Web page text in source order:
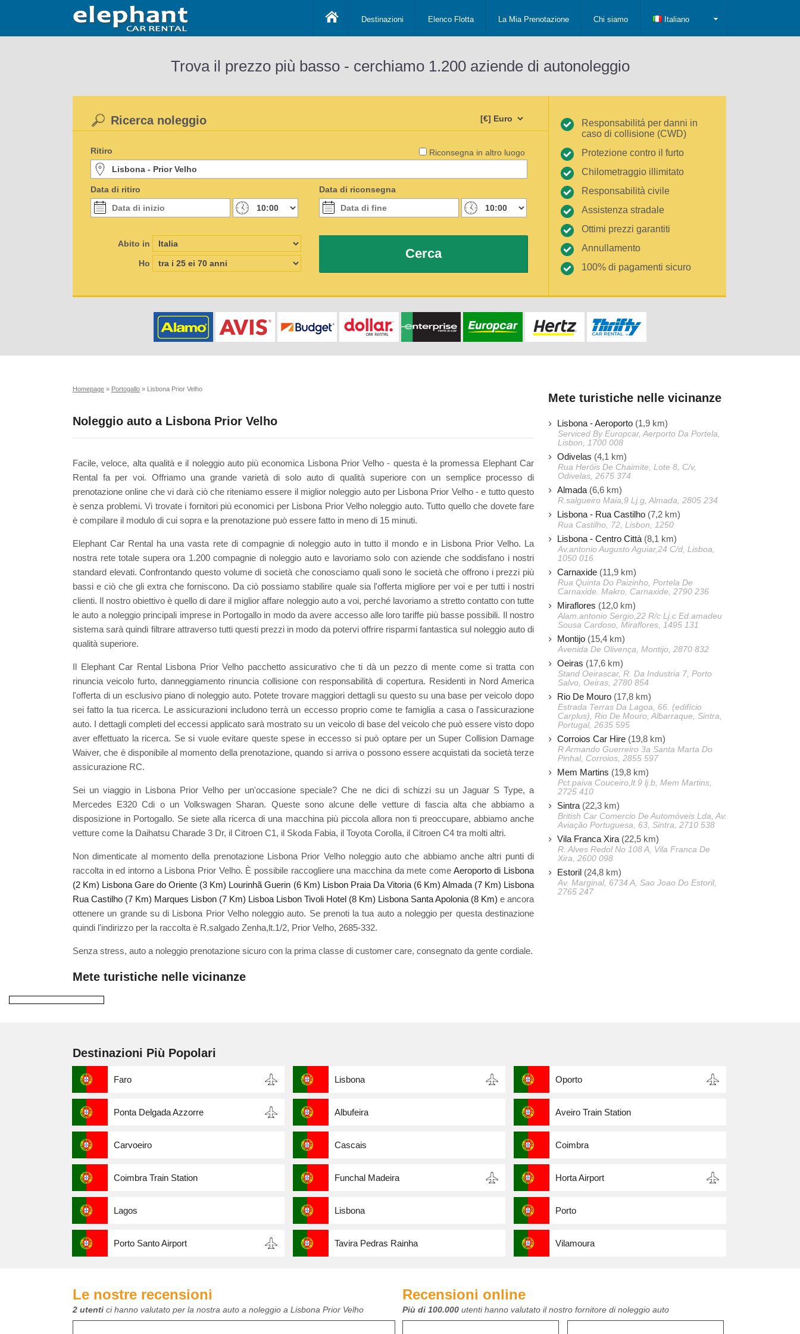
Destinazioni Elenco Flotta La Mia Prenotazione Chi siamo Italiano
Trova il prezzo più basso - cerchiamo 1.200 aziende di autonoleggio
Riconsegna in altro luogo
Ricerca noleggio
Ritiro
Data di ritiro Data di riconsegna
Abito in
Ho
Cerca
Responsabilitá per danni in
caso di collisione (CWD)
Protezione contro il furto
Chilometraggio illimitato
Responsabilità civile
Assistenza stradale
Ottimi prezzi garantiti
Annullamento
100% di pagamenti sicuro
Homepage » Portogallo » Lisbona Prior Velho
Noleggio auto a Lisbona Prior Velho
Facile, veloce, alta qualità e il noleggio auto più economica Lisbona Prior Velho - questa è la promessa Elephant Car
Rental fa per voi. Offriamo una grande varietà di solo auto di qualità superiore con un semplice processo di
prenotazione online che vi darà ciò che riteniamo essere il miglior noleggio auto per Lisbona Prior Velho - e tutto questo
è senza problemi. Vi trovate i fornitori più economici per Lisbona Prior Velho noleggio auto. Tutto quello che dovete fare
è compilare il modulo di cui sopra e la prenotazione può essere fatto in meno di 15 minuti.
Elephant Car Rental ha una vasta rete di compagnie di noleggio auto in tutto il mondo e in Lisbona Prior Velho. La
nostra rete totale supera ora 1.200 compagnie di noleggio auto e lavoriamo solo con aziende che soddisfano i nostri
standard elevati. Confrontando questo volume di società che conosciamo quali sono le società che offrono i prezzi più
bassi e ciò che gli extra che forniscono. Da ciò possiamo stabilire quale sia l'offerta migliore per voi e per tutti i nostri
clienti. Il nostro obiettivo è quello di dare il miglior affare noleggio auto a voi, perché lavoriamo a stretto contatto con tutte
le auto a noleggio principali imprese in Portogallo in modo da avere accesso alle loro tariffe più basse possibili. Il nostro
sistema sarà quindi filtrare attraverso tutti questi prezzi in modo da potervi offrire risparmi fantastica sul noleggio auto di
qualità superiore.
Il Elephant Car Rental Lisbona Prior Velho pacchetto assicurativo che ti dà un pezzo di mente come si tratta con
rinuncia veicolo furto, danneggiamento rinuncia collisione con responsabilità di copertura. Residenti in Nord America
l'offerta di un esclusivo piano di noleggio auto. Potete trovare maggiori dettagli su questo su una base per veicolo dopo
sei fatto la tua ricerca. Le assicurazioni includono terrà un eccesso proprio come te famiglia a casa o l'assicurazione
auto. I dettagli completi del eccessi applicato sarà mostrato su un veicolo di base del veicolo che può essere visto dopo
aver effettuato la ricerca. Se si vuole evitare queste spese in eccesso si può optare per un Super Collision Damage
Waiver, che è disponibile al momento della prenotazione, quando si arriva o possono essere acquistati da società terze
assicurazione RC.
Sei un viaggio in Lisbona Prior Velho per un'occasione speciale? Che ne dici di schizzi su un Jaguar S Type, a
Mercedes E320 Cdi o un Volkswagen Sharan. Queste sono alcune delle vetture di fascia alta che abbiamo a
disposizione in Portogallo. Se siete alla ricerca di una macchina più piccola allora non ti preoccupare, abbiamo anche
vetture come la Daihatsu Charade 3 Dr, il Citroen C1, il Skoda Fabia, il Toyota Corolla, il Citroen C4 tra molti altri.
Non dimenticate al momento della prenotazione Lisbona Prior Velho noleggio auto che abbiamo anche altri punti di
raccolta in ed intorno a Lisbona Prior Velho. È possibile raccogliere una macchina da mete come Aeroporto di Lisbona
(2 Km) Lisbona Gare do Oriente (3 Km) Lourinhã Guerin (6 Km) Lisbon Praia Da Vitoria (6 Km) Almada (7 Km) Lisbona
Rua Castilho (7 Km) Marques Lisbon (7 Km) Lisboa Lisbon Tivoli Hotel (8 Km) Lisbona Santa Apolonia (8 Km) e ancora
ottenere un grande su di Lisbona Prior Velho noleggio auto. Se prenoti la tua auto a noleggio per questa destinazione
quindi l'indirizzo per la raccolta è R.salgado Zenha,lt.1/2, Prior Velho, 2685-332.
Senza stress, auto a noleggio prenotazione sicuro con la prima classe di customer care, consegnato da gente cordiale.
Mete turistiche nelle vicinanze
Mete turistiche nelle vicinanze
Lisbona - Aeroporto (1,9 km)
Serviced By Europcar, Aerporto Da Portela,
Lisbon, 1700 008
Odivelas (4,1 km)
Rua Heróis De Chaimite, Lote 8, C/v,
Odivelas, 2675 374
Almada (6,6 km)
R.salgueiro Maia,9 Lj.g, Almada, 2805 234
Lisbona - Rua Castilho (7,2 km)
Rua Castilho, 72, Lisbon, 1250
Lisbona - Centro Città (8,1 km)
Av.antonio Augusto Aguiar,24 C/d, Lisboa,
1050 016
Carnaxide (11,9 km)
Rua Quinta Do Paizinho, Portela De
Carnaxide. Makro, Carnaxide, 2790 236
Miraflores (12,0 km)
Alam.antonio Sergio,22 R/c Lj.c Ed.amadeu
Sousa Cardoso, Miraflores, 1495 131
Montijo (15,4 km)
Avenida De Olivença, Montijo, 2870 832
Oeiras (17,6 km)
Stand Oeirascar, R. Da Industria 7, Porto
Salvo, Oeiras, 2780 854
Rio De Mouro (17,8 km)
Estrada Terras Da Lagoa, 66. (edifício
Carplus), Rio De Mouro, Albarraque, Sintra,
Portugal, 2635 595
Corroios Car Hire (19,8 km)
R Armando Guerreiro 3a Santa Marta Do
Pinhal, Corroios, 2855 597
Mem Martins (19,8 km)
Pct.paiva Couceiro,lt.9 lj.b, Mem Martins,
2725 410
Sintra (22,3 km)
British Car Comercio De Automóveis Lda, Av.
Aviação Portuguesa, 63, Sintra, 2710 538
Vila Franca Xira (22,5 km)
R. Alves Redol No 108 A, Vila Franca De
Xira, 2600 098
Estoril (24,8 km)
Av. Marginal, 6734 A, Sao Joao Do Estoril,
2765 247
Destinazioni Più Popolari
Faro Lisbona Oporto
Ponta Delgada Azzorre Albufeira Aveiro Train Station
Carvoeiro Cascais Coimbra
Coimbra Train Station Funchal Madeira Horta Airport
Lagos Lisbona Porto
Porto Santo Airport Tavira Pedras Rainha Vilamoura
Le nostre recensioni
2 utenti ci hanno valutato per la nostra auto a noleggio a Lisbona Prior Velho
Recensioni online
Più di 100.000 utenti hanno valutato il nostro fornitore di noleggio auto